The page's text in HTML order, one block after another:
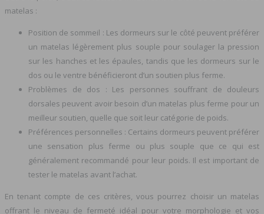
matelas :
Position de sommeil : Les dormeurs sur le côté peuvent préférer
un matelas légèrement plus souple pour soulager la pression
sur les hanches et les épaules, tandis que les dormeurs sur le
dos ou le ventre bénéficieront d’un soutien plus ferme.
Problèmes de dos : Les personnes souffrant de douleurs
dorsales peuvent avoir besoin d’un matelas plus ferme pour un
meilleur soutien, quelle que soit leur catégorie de poids.
Préférences personnelles : Certains dormeurs peuvent préférer
une sensation plus ferme ou plus souple que ce qui est
généralement recommandé pour leur poids. Il est important de
tester le matelas avant l’achat.
En tenant compte de ces critères, vous pourrez choisir un matelas
offrant le niveau de fermeté idéal pour votre morphologie et vos